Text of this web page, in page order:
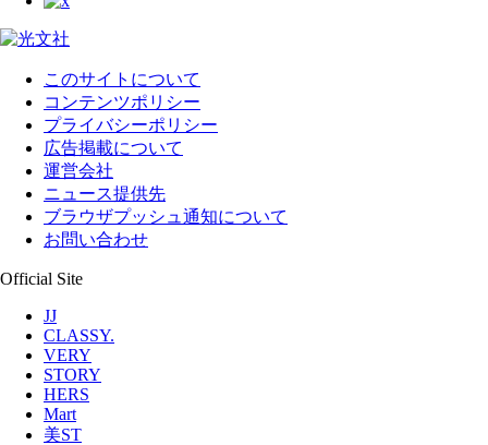
このサイトについて
コンテンツポリシー
プライバシーポリシー
広告掲載について
運営会社
ニュース提供先
ブラウザプッシュ通知について
お問い合わせ
Official Site
JJ
CLASSY.
VERY
STORY
HERS
Mart
美ST